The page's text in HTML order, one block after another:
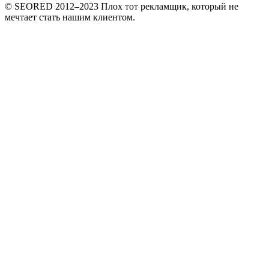
© SEORED 2012–2023 Плох тот рекламщик, который не
мечтает стать нашим клиентом.